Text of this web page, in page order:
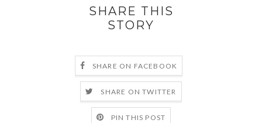
SHARE THIS
STORY
SHARE ON FACEBOOK
SHARE ON TWITTER
PIN THIS POST